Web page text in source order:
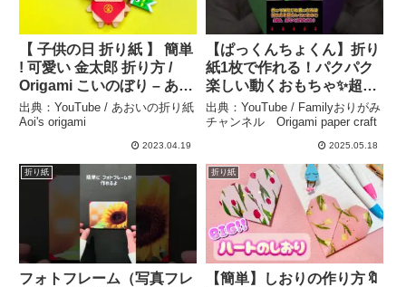
【 子供の日 折り紙 】 簡単
! 可愛い 金太郎 折り方 /
Origami こいのぼり – あお
いの折り紙 Aoi’s origami
出典：YouTube / あおいの折り紙
Aoi's origami
2023.04.19
【ぱっくんちょくん】折り
紙1枚で作れる！パクパク
楽しい動くおもちゃ✨超簡
単DIY！ – Familyおりがみ
チャンネル Origami
出典：YouTube / Familyおりがみ
チャンネル Origami paper craft
2025.05.18
折り紙
フォトフレーム（写真フレ
折り紙
【簡単】しおりの作り方🔖